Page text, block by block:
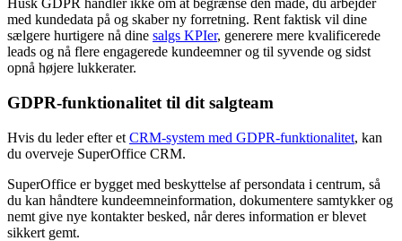
Husk GDPR handler ikke om at begrænse den måde, du arbejder
med kundedata på og skaber ny forretning. Rent faktisk vil dine
sælgere hurtigere nå dine salgs KPIer, generere mere kvalificerede
leads og nå flere engagerede kundeemner og til syvende og sidst
opnå højere lukkerater.
GDPR-funktionalitet til dit salgteam
Hvis du leder efter et CRM-system med GDPR-funktionalitet, kan
du overveje SuperOffice CRM.
SuperOffice er bygget med beskyttelse af persondata i centrum, så
du kan håndtere kundeemneinformation, dokumentere samtykker og
nemt give nye kontakter besked, når deres information er blevet
sikkert gemt.